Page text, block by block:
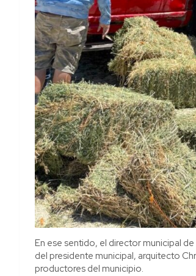
En ese sentido, el director municipal
del presidente municipal, arquitecto
productores del municipio.